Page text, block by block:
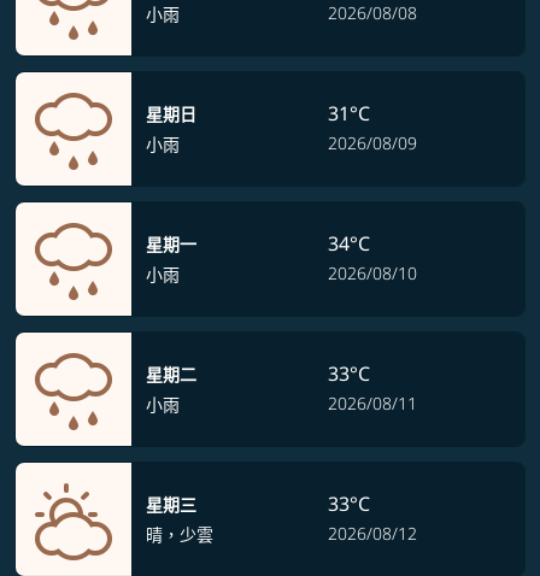
小雨
2026/08/08
星期日
小雨
31°C
2026/08/09
星期一
小雨
34°C
2026/08/10
星期二
小雨
33°C
2026/08/11
星期三
晴，少雲
33°C
2026/08/12